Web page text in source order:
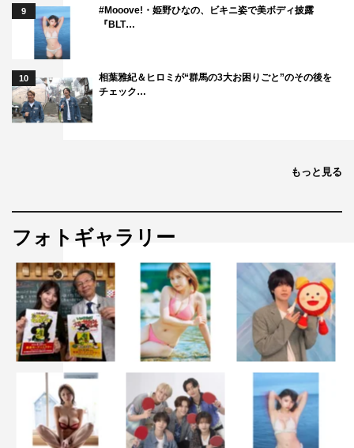
9
#Mooove!・姫野ひなの、ビキニ姿で美ボディ披露
『BLT…
10
相葉雅紀＆ヒロミが“群馬の3大お困りごと”のその後を
チェック…
もっと見る
フォトギャラリー